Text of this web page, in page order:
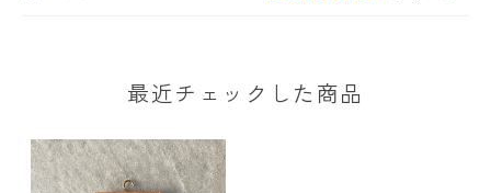
最近チェックした商品